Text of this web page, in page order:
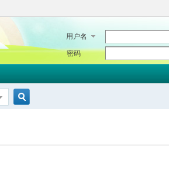
用户名
密码